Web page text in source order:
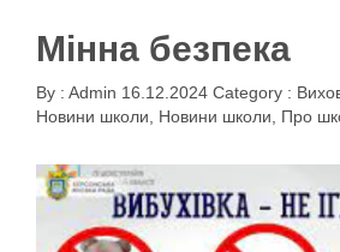
Мінна безпека
By : Admin 16.12.2024 Category :
Новини школи, Новини школи, Про